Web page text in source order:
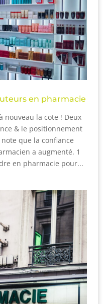
en pharmacie
nouveau la cote ! Deux
& le positionnement
que la confiance
a augmenté. 1
en pharmacie pour...